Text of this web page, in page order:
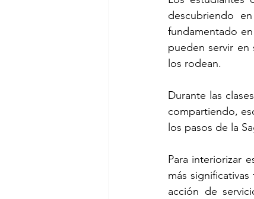
descubriendo
fundamentado
pueden servir en
los rodean.
Durante las
compartiendo,
los pasos de la
Para interiorizar
más
acción de